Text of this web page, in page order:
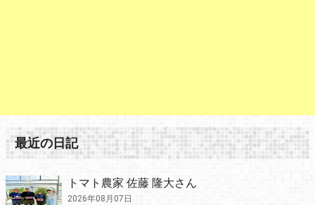
最近の日記
トマト農家 佐藤 隆大さん
2026年08月07日